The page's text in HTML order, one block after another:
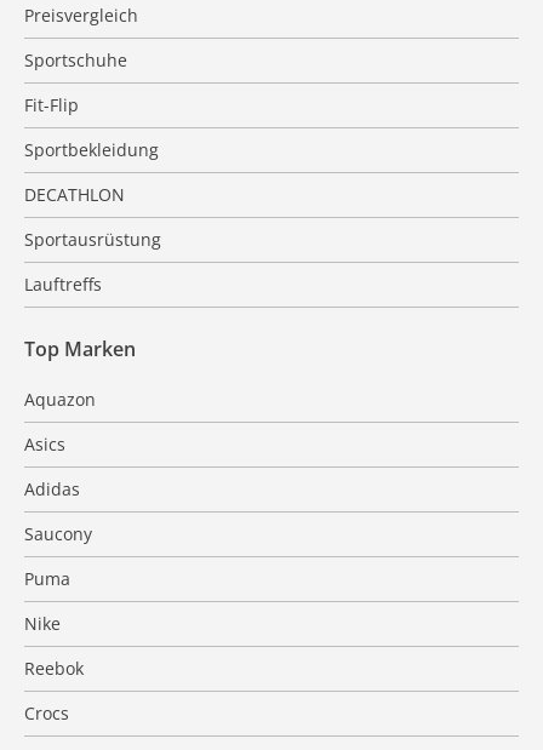
Preisvergleich
Sportschuhe
Fit-Flip
Sportbekleidung
DECATHLON
Sportausrüstung
Lauftreffs
Top Marken
Aquazon
Asics
Adidas
Saucony
Puma
Nike
Reebok
Crocs